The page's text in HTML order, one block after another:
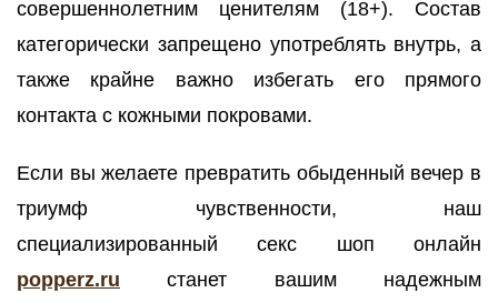
совершеннолетним ценителям (18+). Состав
категорически запрещено употреблять внутрь, а
также крайне важно избегать его прямого
контакта с кожными покровами.
Если вы желаете превратить обыденный вечер в
триумф чувственности, наш
специализированный секс шоп онлайн
popperz.ru станет вашим надежным